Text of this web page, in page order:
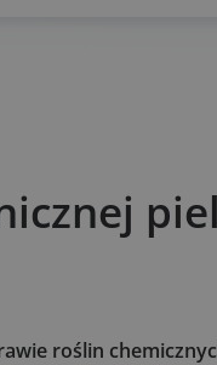
roślin